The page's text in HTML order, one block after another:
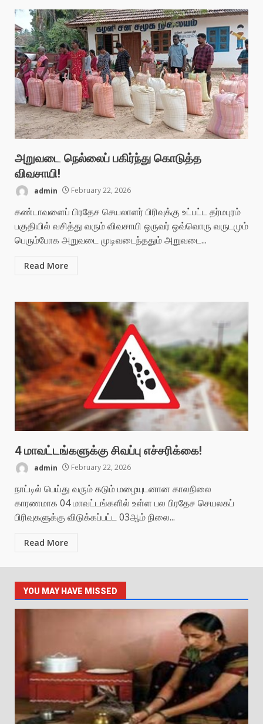
அறுவடை நெல்லைப் பகிர்ந்து கொடுத்த
விவசாயி!
admin February 22, 2026
கண்டாவளைப் பிரதேச செயலாளர் பிரிவுக்கு உட்பட்ட தர்மபுரம்
பகுதியில் வசித்து வரும் விவசாயி ஒருவர் ஒவ்வொரு வருடமும்
பெரும்போக அறுவடை முடிவடைந்ததும் அறுவடை...
Read More
4 மாவட்டங்களுக்கு சிவப்பு எச்சரிக்கை!
admin February 22, 2026
நாட்டில் பெய்து வரும் கடும் மழையுடனான காலநிலை
காரணமாக 04 மாவட்டங்களில் உள்ள பல பிரதேச செயலகப்
பிரிவுகளுக்கு விடுக்கப்பட்ட 03ஆம் நிலை...
Read More
YOU MAY HAVE MISSED